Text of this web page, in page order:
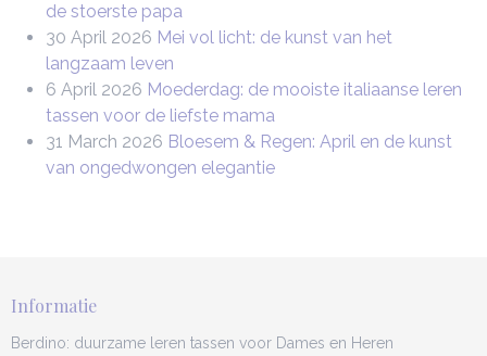
de stoerste papa
30 April 2026 Mei vol licht: de kunst van het
langzaam leven
6 April 2026 Moederdag: de mooiste italiaanse leren
tassen voor de liefste mama
31 March 2026 Bloesem & Regen: April en de kunst
van ongedwongen elegantie
Informatie
Berdino: duurzame leren tassen voor Dames en Heren